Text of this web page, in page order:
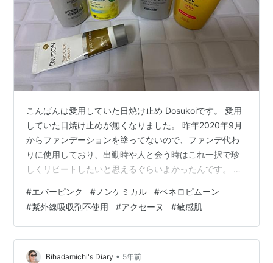
こんばんは愛用していた日焼け止め Dosukoiです。 愛用
していた日焼け止めが無くなりました。 昨年2020年9月
からファンデーションを塗ってないので、ファンデ代わ
りに使用しており、出勤時や人と会う時はこれ一択で珍
しくリピートしたいと思えるぐらいよかったんです。 他
の日焼け止めでも日焼け止め吸収剤のメトキシケイヒ酸
エチルヘキシルが入ってますね。 厚生労働省が認可をし
ているので気にしすぎることはないですが、敏感肌の方
は注意した方が良いと思います。 紫外線吸収剤と紫外線
散乱剤の違い 紫外線吸収剤 紫外線散乱剤 刺激 やや強い
#エバーピンク # ノンケミカル #ペネロピムーン
#紫外線吸収剤不使用 #アクセーヌ #敏感肌
Bihadamichi's Diary • 5年前